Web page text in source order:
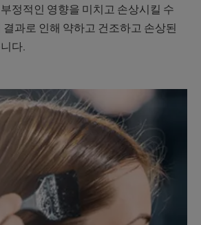
정적인 영향을 미치고 손상시킬 수
과로 인해 약하고 건조하고 손상된
다.